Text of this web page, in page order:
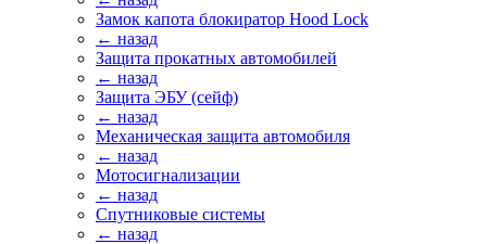
Замок капота блокиратор Hood Lock
← назад
Защита прокатных автомобилей
← назад
Защита ЭБУ (сейф)
← назад
Механическая защита автомобиля
← назад
Мотосигнализации
← назад
Спутниковые системы
← назад